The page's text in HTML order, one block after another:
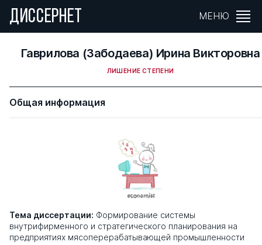
ДИССЕРНЕТ МЕНЮ
Гаврилова (Забодаева) Ирина Викторовна
ЛИШЕНИЕ СТЕПЕНИ
Общая информация
Тема диссертации: Формирование системы
внутрифирменного и стратегического планирования на
предприятиях мясоперерабатывающей промышленности